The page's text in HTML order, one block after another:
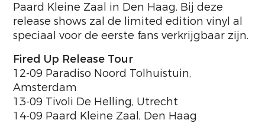
Paard Kleine Zaal in Den Haag. Bij deze
release shows zal de limited edition vinyl al
speciaal voor de eerste fans verkrijgbaar zijn.
Fired Up Release Tour
12-09 Paradiso Noord Tolhuistuin,
Amsterdam
13-09 Tivoli De Helling, Utrecht
14-09 Paard Kleine Zaal, Den Haag